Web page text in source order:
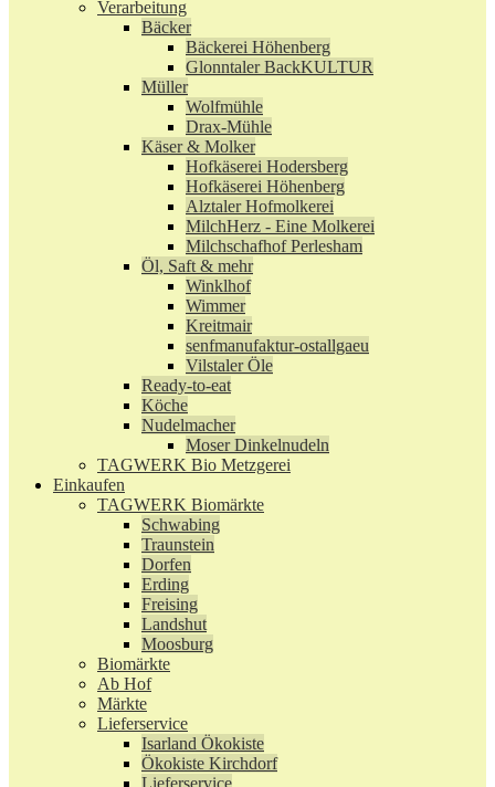
Verarbeitung
Bäcker
Bäckerei Höhenberg
Glonntaler BackKULTUR
Müller
Wolfmühle
Drax-Mühle
Käser & Molker
Hofkäserei Hodersberg
Hofkäserei Höhenberg
Alztaler Hofmolkerei
MilchHerz - Eine Molkerei
Milchschafhof Perlesham
Öl, Saft & mehr
Winklhof
Wimmer
Kreitmair
senfmanufaktur-ostallgaeu
Vilstaler Öle
Ready-to-eat
Köche
Nudelmacher
Moser Dinkelnudeln
TAGWERK Bio Metzgerei
Einkaufen
TAGWERK Biomärkte
Schwabing
Traunstein
Dorfen
Erding
Freising
Landshut
Moosburg
Biomärkte
Ab Hof
Märkte
Lieferservice
Isarland Ökokiste
Ökokiste Kirchdorf
Lieferservice